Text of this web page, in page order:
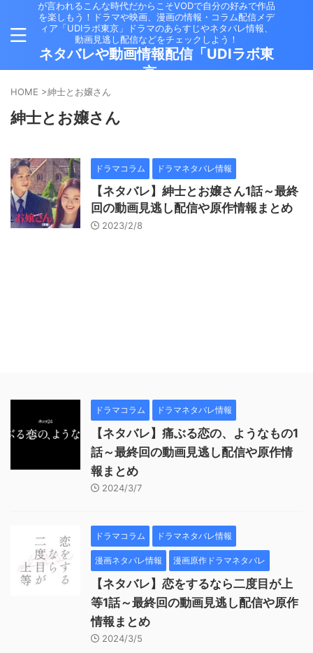
が言われるこんな時代だからこそVODで自分の好みで作品
を楽しもう！ドラマや映画、漫画の情報・コラム配信メデ
ィア「UDIラボ東京」ドラマのあらすじやネタバレ情報、
動画見逃し配信などをチェックしよう！
ネタバレや動画情報配信「UDIラボ東
京」
HOME >紳士とお嬢さん
紳士とお嬢さん
ドラマコラム ドラマネタバレ情報
【ネタバレ】紳士とお嬢さん1話～最終
回の動画見逃し配信や原作情報まとめ
2023/2/8
ドラマコラム ドラマネタバレ情報
【ネタバレ】痛ぶる恋の、ようなもの1
話～最終回の動画見逃し配信や原作情
報まとめ
2024/3/7
ドラマコラム ドラマネタバレ情報
漫画ネタバレ情報 漫画原作ドラマネタバレ
【ネタバレ】恋をするなら二度目が上
等1話～最終回の動画見逃し配信や原作
情報まとめ
2024/3/5